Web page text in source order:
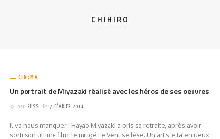
CHIHIRO
CINÉMA
Un portrait de Miyazaki réalisé avec les héros de ses oeuvres
par RUSS le 7 FÉVRIER 2014
Il va nous manquer ! Hayao Miyazaki a pris sa retraite, après avoir
sorti son ultime film, le mitigé Le Vent se lève. Un artiste talentueux